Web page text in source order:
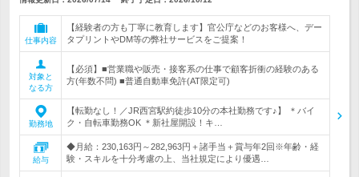
仕事内容
【経験者の方も丁寧に教育します】官公庁などのお客様へ、デー
タプリントやDM等の弊社サービスをご提案！
対象と
なる方
【必須】■営業職や販売・接客系の仕事で顧客折衝の経験のある
方(年数不問) ■普通自動車免許(AT限定可)
勤務地
【転勤なし！／JR西宮駅約徒歩10分の本社勤務です♪】 ＊バイ
ク・自転車勤務OK ＊新社屋開設！キ…
給与
◆月給：230,163円～282,963円＋諸手当＋賞与年2回※年齢・経
験・スキルを十分考慮の上、当社規定により優遇…